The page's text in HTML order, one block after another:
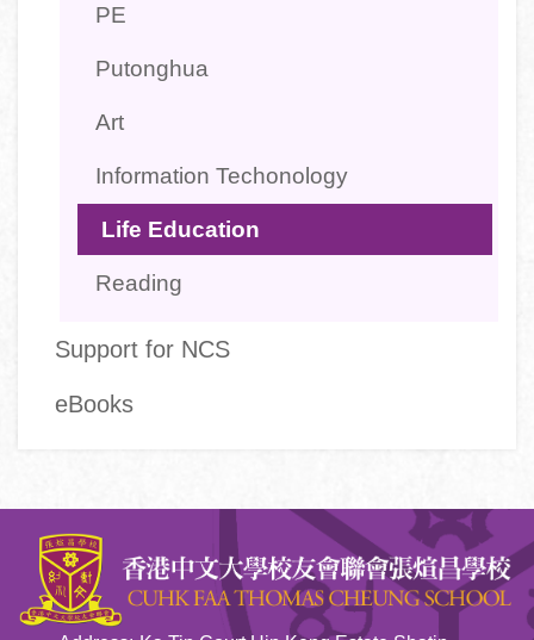
PE
Putonghua
Art
Information Techonology
Life Education
Reading
Support for NCS
eBooks